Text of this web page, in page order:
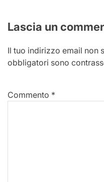
Lascia un
Il tuo indirizzo email non
obbligatori sono
Commento *